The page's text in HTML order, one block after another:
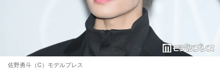
佐野勇斗（C）モデルプレス